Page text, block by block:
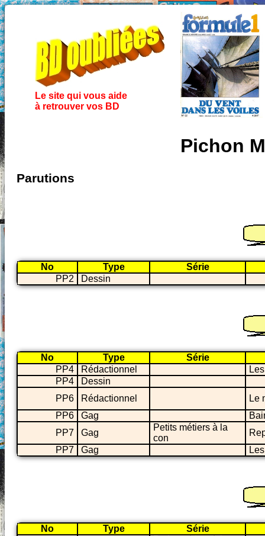
Le site qui vous aide
à retrouver vos BD
Pichon
Parutions
No Type
Série
PP2
Dessin
No Type
Série
PP4
Rédactionnel
PP4
Dessin
PP6
Rédactionnel
Le
PP6
Gag
PP7
Gag
Petits métiers à la
con
PP7
Gag
No Type
Série